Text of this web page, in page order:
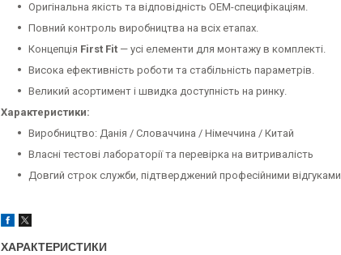
Оригінальна якість та відповідність OEM-специфікаціям.
Повний контроль виробництва на всіх етапах.
Концепція First Fit — усі елементи для монтажу в комплекті.
Висока ефективність роботи та стабільність параметрів.
Великий асортимент і швидка доступність на ринку.
Характеристики:
Виробництво: Данія / Словаччина / Німеччина / Китай
Власні тестові лабораторії та перевірка на витривалість
Довгий строк служби, підтверджений професійними відгуками
ХАРАКТЕРИСТИКИ